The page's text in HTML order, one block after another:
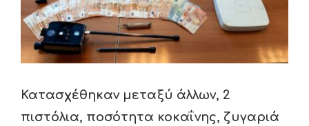
Κατασχέθηκαν μεταξύ άλλων, 2
πιστόλια, ποσότητα κοκαΐνης, ζυγαριά